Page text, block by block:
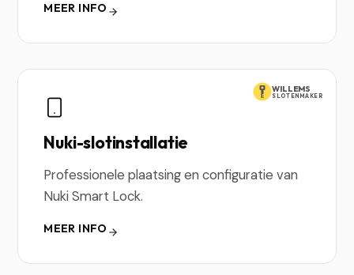
MEER INFO
WILLEMS
SLOTENMAKER
Nuki-slotinstallatie
Professionele plaatsing en configuratie van
Nuki Smart Lock.
MEER INFO